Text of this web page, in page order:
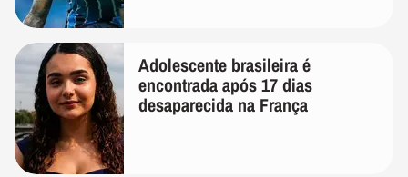
Adolescente brasileira é
encontrada após 17 dias
desaparecida na França